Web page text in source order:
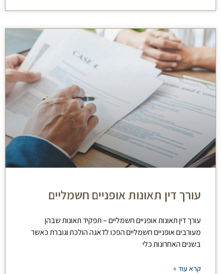
עורך דין תאונות אופניים חשמליים
עורך דין תאונות אופניים חשמליים – תפקיד תאונות שבהן
מעורבים אופניים חשמליים הפכו לדאגה הולכת וגוברת כאשר
בשנים האחרונות כלי
קרא עוד »